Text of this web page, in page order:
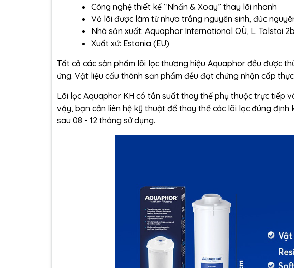
Công nghệ thiết kế “Nhấn & Xoay” thay lõi nhanh
Vỏ lõi được làm từ nhựa trắng nguyên sinh, đúc
Nhà sản xuất: Aquaphor International OÜ, L. Tolstoi
Xuất xứ: Estonia (EU)
Tất cả các sản phẩm lõi lọc thương hiệu Aquaphor đều được
ứng. Vật liệu cấu thành sản phẩm đều đạt chứng nhận cấp
Lõi lọc Aquaphor KH có tần suất thay thế phụ thuộc trực tiếp
vậy, bạn cần liên hệ kỹ thuật để thay thế các lõi lọc đúng
sau 08 - 12 tháng sử dụng.